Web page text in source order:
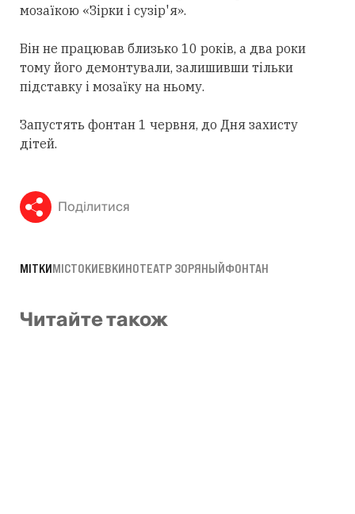
мозаїкою «Зірки і сузір'я».
Він не працював близько 10 років, а два роки
тому його демонтували, залишивши тільки
підставку і мозаїку на ньому.
Запустять фонтан 1 червня, до Дня захисту
дітей.
Поділитися
МІТКИМІСТОКИЕВКИНОТЕАТР ЗОРЯНЫЙФОНТАН
Читайте також